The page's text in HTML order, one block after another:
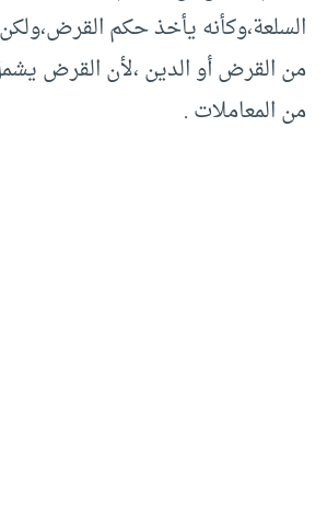
السلعة،وكأنه يأخذ حكم
من القرض أو الدين ،لأن القرض
من المعاملات .